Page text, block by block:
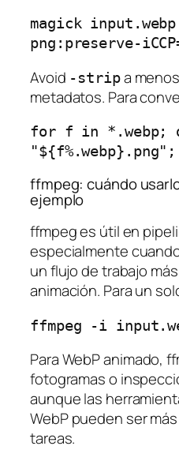
magick
Avoid -stripa
metadatos. Para
for f in *.webp;
ffmpeg: cuándo
ejemplo
ffmpeg es útil en
especialmente
un flujo de trabajo
animación. Para un
Para WebP animado,
fotogramas o
aunque las
WebP pueden ser
tareas.